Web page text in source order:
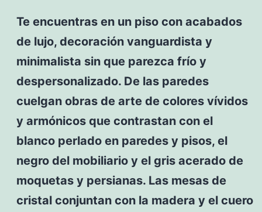
Te encuentras en un piso con acabados
de lujo, decoración vanguardista y
minimalista sin que parezca frío y
despersonalizado. De las paredes
cuelgan obras de arte de colores vívidos
y armónicos que contrastan con el
blanco perlado en paredes y pisos, el
negro del mobiliario y el gris acerado de
moquetas y persianas. Las mesas de
cristal conjuntan con la madera y el cuero